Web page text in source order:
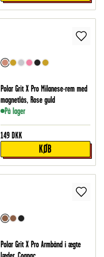
Polar Grit X Pro Milanese-rem med
magnetlås, Rose guld
På lager
149 DKK
KØB
Polar Grit X Pro Armbånd i ægte